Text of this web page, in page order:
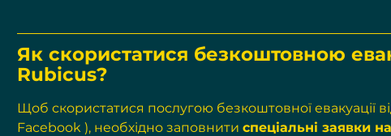
Як скористатися безкоштовною
Rubicus?
Щоб скористатися послугою безкоштовної евакуації
Facebook ), необхідно заповнити спеціальні заявки